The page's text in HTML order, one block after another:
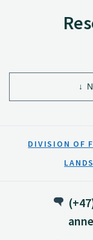
DIVISION OF